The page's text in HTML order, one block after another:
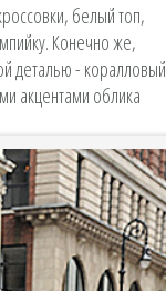
белый топ,
Конечно же,
деталью - коралловый
акцентами облика